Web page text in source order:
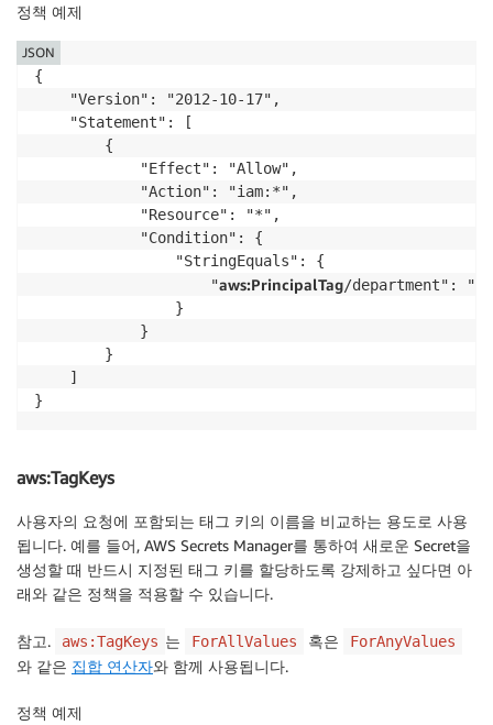
정책 예제
{
    "Version": "2012-10-17",
    "Statement": [
        {
            "Effect": "Allow",
            "Action": "iam:*",
            "Resource": "*",
            "Condition": {
                "StringEquals": {
                    "
aws:PrincipalTag/department":
                }
            }
        }
    ]
}
JSON
aws:TagKeys
사용자의 요청에 포함되는 태그 키의 이름을 비교하는 용도로 사용
됩니다. 예를 들어, AWS Secrets Manager를 통하여 새로운 Secret을
생성할 때 반드시 지정된 태그 키를 할당하도록 강제하고 싶다면 아
래와 같은 정책을 적용할 수 있습니다.
참고. aws:TagKeys 는 ForAllValues 혹은 ForAnyValues
와 같은 집합 연산자와 함께 사용됩니다.
정책 예제